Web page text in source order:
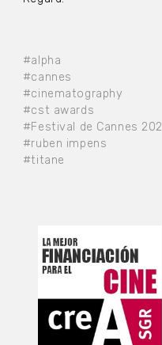
#alpha
#cannes
#cinematography
#cst awards
#Festival de Cannes
#ruben impens
#titane